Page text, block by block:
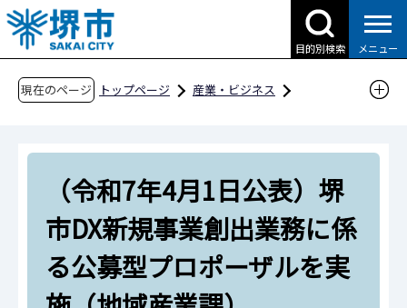
こ
の
ペ
目的別検索 メニュー
現在のページ トップページ
産業・ビジネス
（令和7年4月1日公表）堺市DX新規事業創出業
務に係る公募型プロポーザルを実施（地域産業
課）
（令和7年4月1日公表）堺
市DX新規事業創出業務に係
る公募型プロポーザルを実